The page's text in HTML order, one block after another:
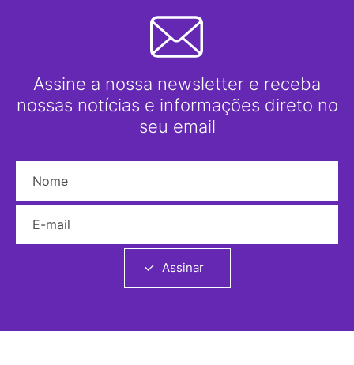
Assine a nossa newsletter e receba
nossas notícias e informações direto no
seu email
Assinar